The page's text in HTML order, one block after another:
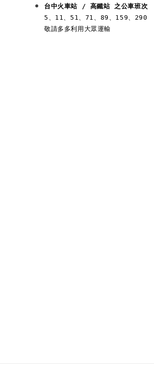
台中火車站 / 高鐵站 之公車班次
5、11、51、71、89、159、290